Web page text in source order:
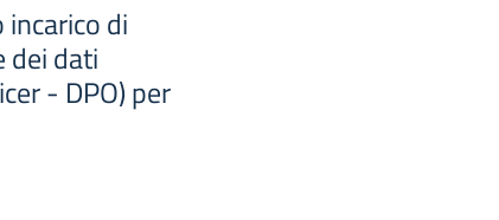
di
dei dati
- DPO) per